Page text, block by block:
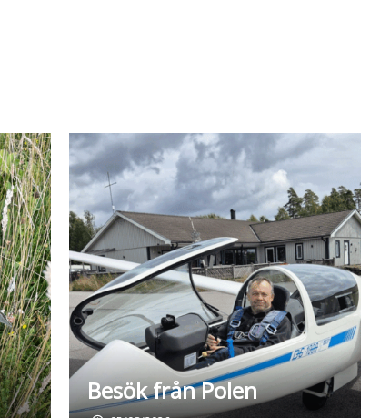
Besök från Polen